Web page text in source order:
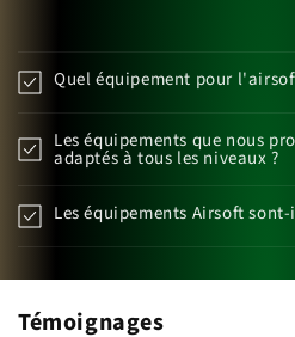
Quel équipement pour
Les équipements que nous
adaptés à tous les niveaux ?
Les équipements Airsoft
Témoignages